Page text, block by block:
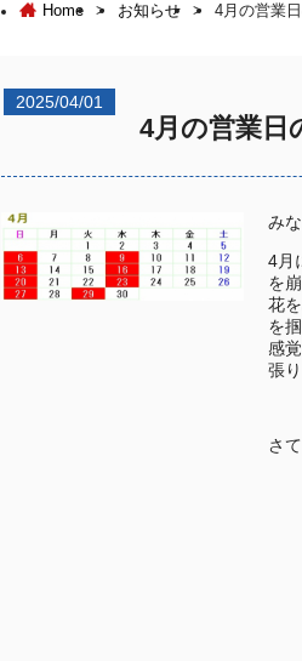
Home > お知らせ > 4月の営業
2025/04/01
4月の営業日
み
4月
を
花
を
感
張
さ